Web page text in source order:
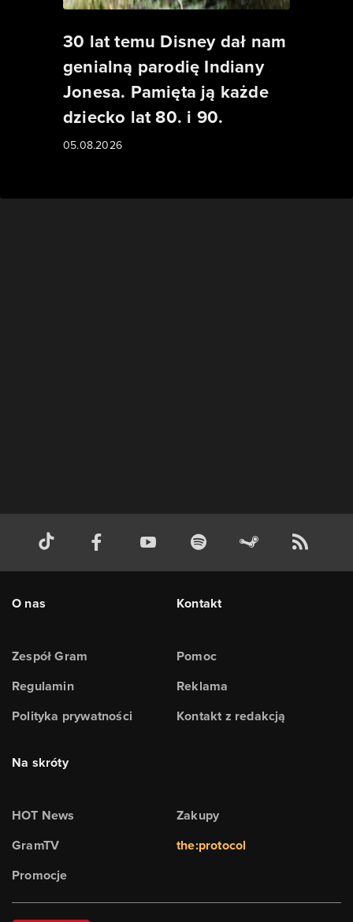
30 lat temu Disney dał nam
genialną parodię Indiany
Jonesa. Pamięta ją każde
dziecko lat 80. i 90.
05.08.2026
O nas
Zespół Gram
Regulamin
Polityka prywatności
Kontakt
Pomoc
Reklama
Kontakt z redakcją
Na skróty
HOT News
GramTV
Promocje
Zakupy
the:protocol